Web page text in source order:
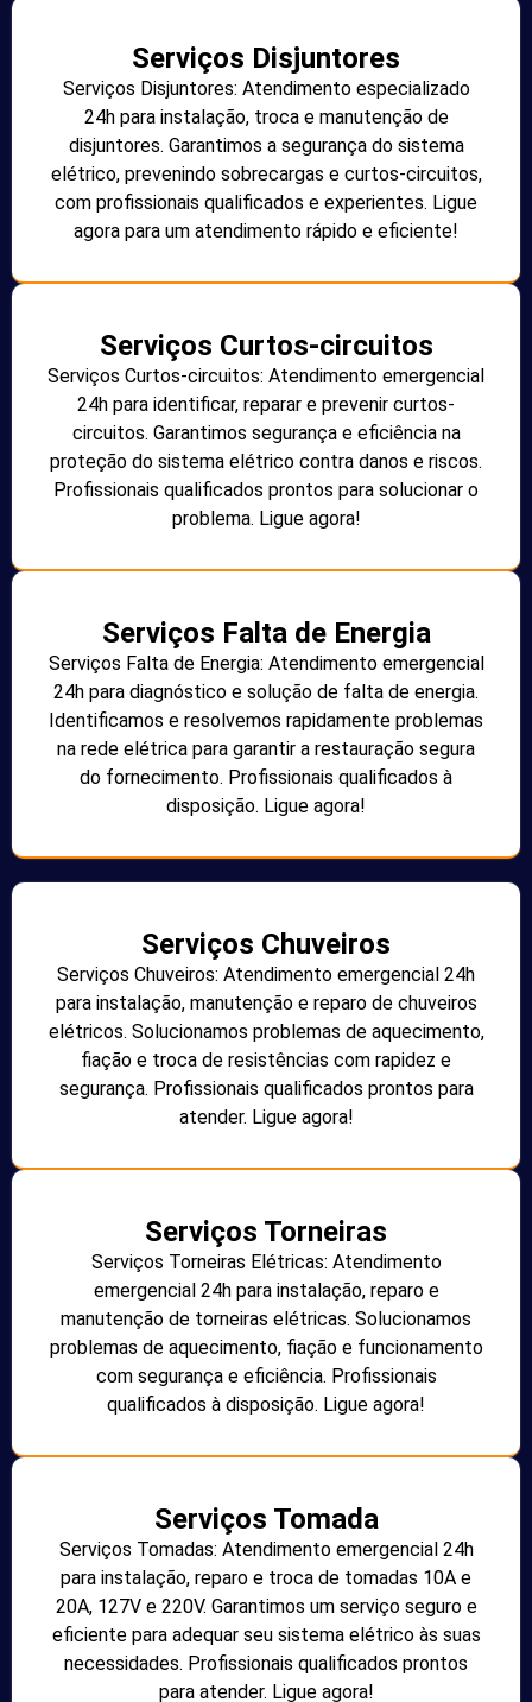
Serviços Disjuntores
Serviços Disjuntores: Atendimento especializado
24h para instalação, troca e manutenção de
disjuntores. Garantimos a segurança do sistema
elétrico, prevenindo sobrecargas e curtos-circuitos,
com profissionais qualificados e experientes. Ligue
agora para um atendimento rápido e eficiente!
Serviços Curtos-circuitos
Serviços Curtos-circuitos: Atendimento emergencial
24h para identificar, reparar e prevenir curtos-
circuitos. Garantimos segurança e eficiência na
proteção do sistema elétrico contra danos e riscos.
Profissionais qualificados prontos para solucionar o
problema. Ligue agora!
Serviços Falta de Energia
Serviços Falta de Energia: Atendimento emergencial
24h para diagnóstico e solução de falta de energia.
Identificamos e resolvemos rapidamente problemas
na rede elétrica para garantir a restauração segura
do fornecimento. Profissionais qualificados à
disposição. Ligue agora!
Serviços Chuveiros
Serviços Chuveiros: Atendimento emergencial 24h
para instalação, manutenção e reparo de chuveiros
elétricos. Solucionamos problemas de aquecimento,
fiação e troca de resistências com rapidez e
segurança. Profissionais qualificados prontos para
atender. Ligue agora!
Serviços Torneiras
Serviços Torneiras Elétricas: Atendimento
emergencial 24h para instalação, reparo e
manutenção de torneiras elétricas. Solucionamos
problemas de aquecimento, fiação e funcionamento
com segurança e eficiência. Profissionais
qualificados à disposição. Ligue agora!
Serviços Tomada
Serviços Tomadas: Atendimento emergencial 24h
para instalação, reparo e troca de tomadas 10A e
20A, 127V e 220V. Garantimos um serviço seguro e
eficiente para adequar seu sistema elétrico às suas
necessidades. Profissionais qualificados prontos
para atender. Ligue agora!